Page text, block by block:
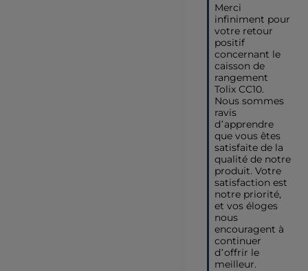
Merci
infiniment pour
votre retour
positif
concernant le
caisson de
rangement
Tolix CC10.
Nous sommes
ravis
d’apprendre
que vous êtes
satisfaite de la
qualité de notre
produit. Votre
satisfaction est
notre priorité,
et vos éloges
nous
encouragent à
continuer
d’offrir le
meilleur.